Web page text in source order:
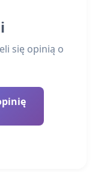
się opinią o